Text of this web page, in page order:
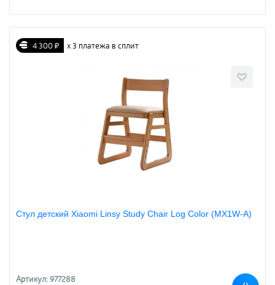
4 300 ₽ х 3 платежа в сплит
Стул детский Xiaomi Linsy Study Chair Log Color (MX1W-A)
Артикул: 977288